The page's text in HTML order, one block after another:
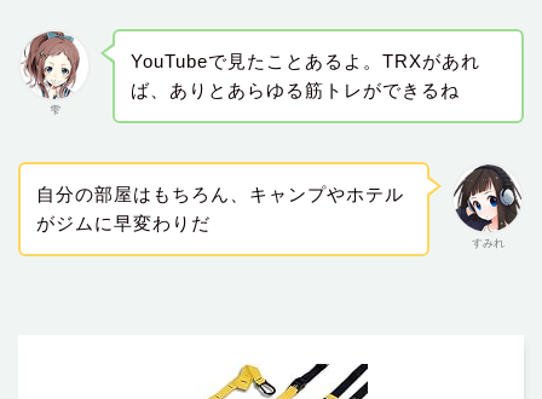
雫
YouTubeで見たことあるよ。TRXがあれ
ば、ありとあらゆる筋トレができるね
すみれ
自分の部屋はもちろん、キャンプやホテル
がジムに早変わりだ